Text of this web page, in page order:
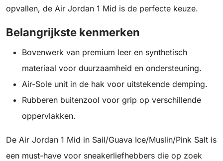
opvallen, de Air Jordan 1 Mid is de perfecte keuze.
Belangrijkste kenmerken
Bovenwerk van premium leer en synthetisch
materiaal voor duurzaamheid en ondersteuning.
Air-Sole unit in de hak voor uitstekende demping.
Rubberen buitenzool voor grip op verschillende
oppervlakken.
De Air Jordan 1 Mid in Sail/Guava Ice/Muslin/Pink Salt is
een must-have voor sneakerliefhebbers die op zoek